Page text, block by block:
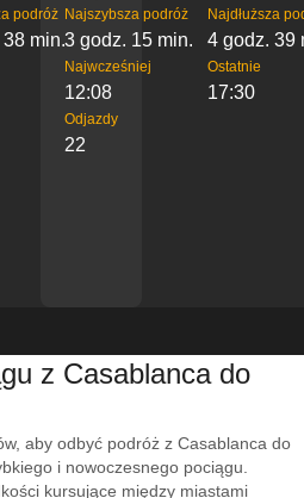
podróż
min.
Najszybsza podróż
3 godz. 15 min.
Najdłuższa
4 godz. 39
Najwcześniej
12:08
Ostatnie
17:30
Odjazdy
22
z Casablanca do
aby odbyć podróż z Casablanca do
i nowoczesnego pociągu.
kursujące między miastami